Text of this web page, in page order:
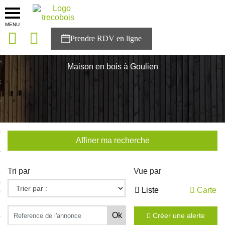
MENU
solutions
Trecobois
à NESTOR
Maison en bois à Goulien
Affiner ma recherche
Tri par Vue par
Liste Carte
Créer une alerte